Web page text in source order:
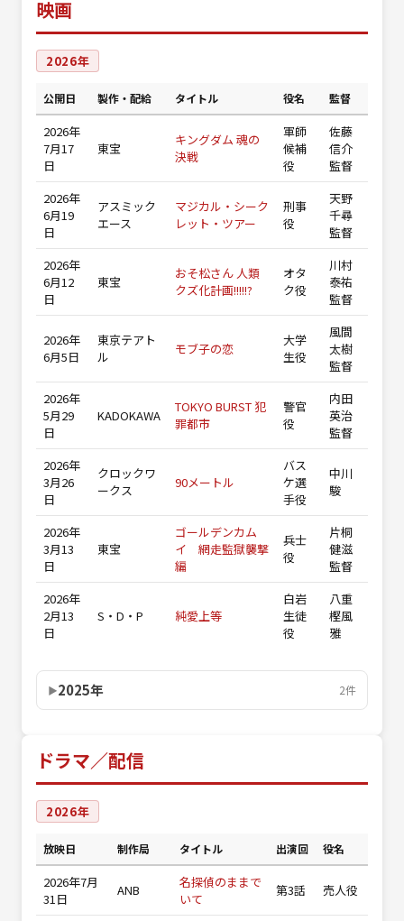
映画
2026年
公開日 製作・配給 タイトル 役名 監督
2026年
7月17
日
東宝
キングダム 魂の
決戦
軍師
候補
役
佐藤
信介
監督
2026年
6月19
日
アスミック
エース
マジカル・シーク
レット・ツアー
刑事
役
天野
千尋
監督
2026年
6月12
日
東宝
おそ松さん 人類
クズ化計画!!!!!?
オタ
ク役
川村
泰祐
監督
2026年
6月5日
東京テアト
ル
モブ子の恋
大学
生役
風間
太樹
監督
2026年
5月29
日
KADOKAWA
TOKYO BURST 犯
罪都市
警官
役
内田
英治
監督
2026年
3月26
日
クロックワ
ークス
90メートル
バス
ケ選
手役
中川
駿
2026年
3月13
日
東宝
ゴールデンカム
イ 網走監獄襲撃
編
兵士
役
片桐
健滋
監督
2026年
2月13
日
S・D・P 純愛上等
白岩
生徒
役
八重
樫風
雅
2025年 2件
ドラマ／配信
2026年
放映日 制作局 タイトル 出演回 役名
2026年7月
31日
ANB
名探偵のままで
いて
第3話 売人役